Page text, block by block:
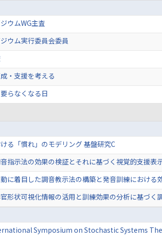
ウムWG主査
ウム実行委員会委員
・支援を考える
らなくなる日
る「慣れ」のモデリング 基盤研究C
指示法の効果の検証とそれに基づく視覚的支援表
に着目した調音教示法の構築と発音訓練における
形状可視化情報の活用と訓練効果の分析に基づく
Symposium on Stochastic Systems